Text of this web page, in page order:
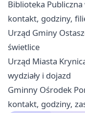
Biblioteka
kontakt, godziny,
Urząd Gminy
świetlice
Urząd Miasta
wydziały i dojazd
Gminny Ośrodek
kontakt, godziny,